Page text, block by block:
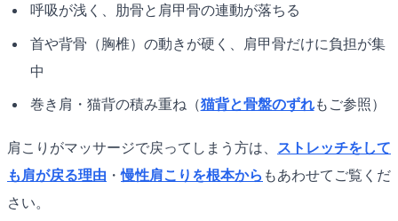
呼吸が浅く、肋骨と肩甲骨の連動が落ちる
首や背骨（胸椎）の動きが硬く、肩甲骨だけに負担が集
中
巻き肩・猫背の積み重ね（猫背と骨盤のずれもご参照）
肩こりがマッサージで戻ってしまう方は、
ストレッチをして
も肩が戻る理由 ・慢性肩こりを根本から もあわせてご覧くだ
さい。